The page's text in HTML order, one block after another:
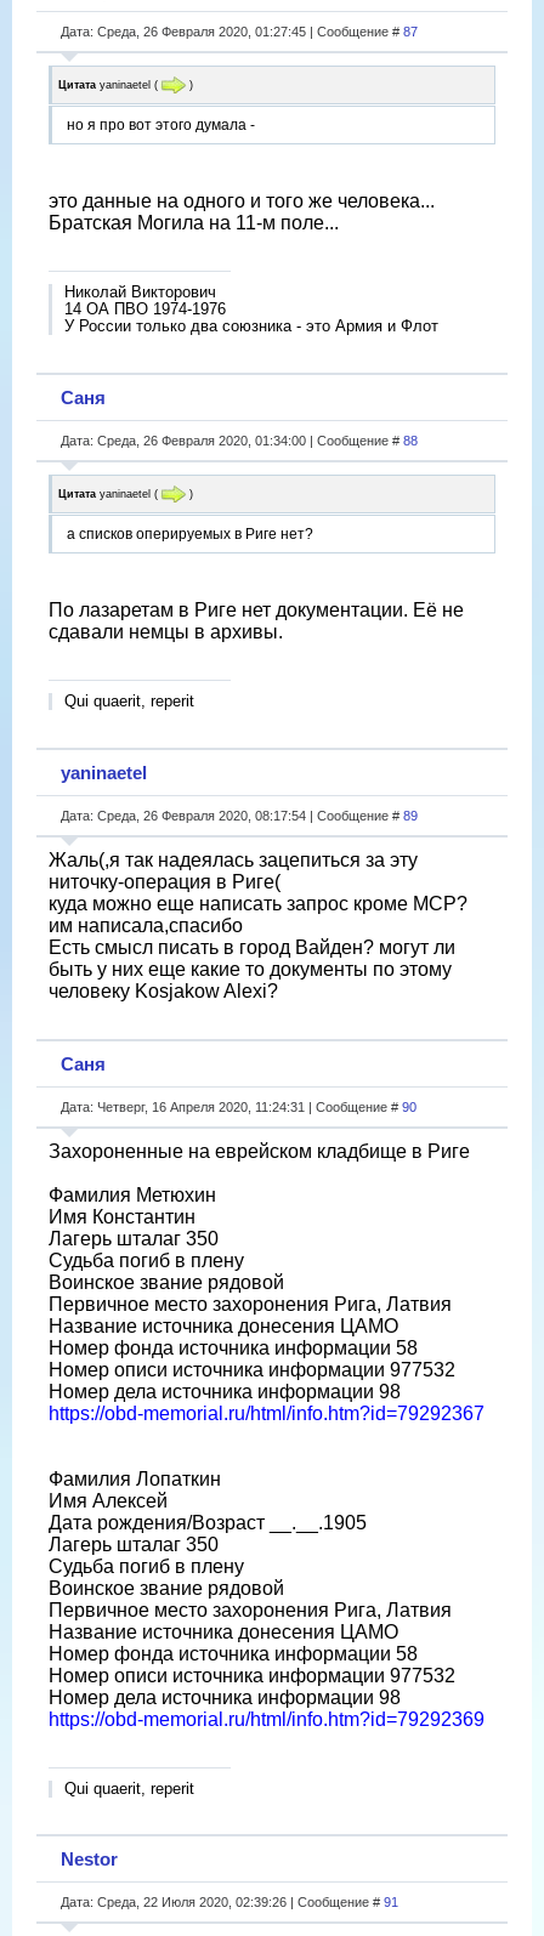
Дата: Среда, 26 Февраля 2020, 01:27:45 | Сообщение # 87
Цитата yaninaetel ( )
но я про вот этого думала -
это данные на одного и того же человека...
Братская Могила на 11-м поле...
Николай Викторович
14 ОА ПВО 1974-1976
У России только два союзника - это Армия и Флот
Саня
Дата: Среда, 26 Февраля 2020, 01:34:00 | Сообщение # 88
Цитата yaninaetel ( )
а списков оперируемых в Риге нет?
По лазаретам в Риге нет документации. Её не
сдавали немцы в архивы.
Qui quaerit, reperit
yaninaetel
Дата: Среда, 26 Февраля 2020, 08:17:54 | Сообщение # 89
Жаль(,я так надеялась зацепиться за эту
ниточку-операция в Риге(
куда можно еще написать запрос кроме МСР?
им написала,спасибо
Есть смысл писать в город Вайден? могут ли
быть у них еще какие то документы по этому
человеку Kosjakow Alexi?
Саня
Дата: Четверг, 16 Апреля 2020, 11:24:31 | Сообщение # 90
Захороненные на еврейском кладбище в Риге
Фамилия Метюхин
Имя Константин
Лагерь шталаг 350
Судьба погиб в плену
Воинское звание рядовой
Первичное место захоронения Рига, Латвия
Название источника донесения ЦАМО
Номер фонда источника информации 58
Номер описи источника информации 977532
Номер дела источника информации 98
https://obd-memorial.ru/html/info.htm?id=79292367
Фамилия Лопаткин
Имя Алексей
Дата рождения/Возраст __.__.1905
Лагерь шталаг 350
Судьба погиб в плену
Воинское звание рядовой
Первичное место захоронения Рига, Латвия
Название источника донесения ЦАМО
Номер фонда источника информации 58
Номер описи источника информации 977532
Номер дела источника информации 98
https://obd-memorial.ru/html/info.htm?id=79292369
Qui quaerit, reperit
Nestor
Дата: Среда, 22 Июля 2020, 02:39:26 | Сообщение # 91